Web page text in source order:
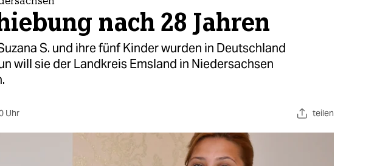
nach 28 Jahren
S. und ihre fünf Kinder wurden in Deutschland
will sie der Landkreis Emsland in Niedersachsen
Uhr teilen